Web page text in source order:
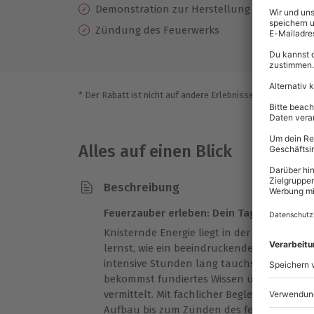
Demonstration zur Herstellung von
Zündung des Feuerwerks
* Der Rabatt ist nicht auf andere Erlebnisse bei der
Alles auf einen Blick
Beschreibung
Feuerzauber erleben: Dein Tag als
Knisternde Energie liegt in der Luft, wenn
lernst, wie ein beeindruckendes
intensive Stunden lang tauchst Du tief in
bekommst fundiertes Wissen über
vermittelt. Mit fachlicher Begleitung
Aufbau bis zum Zünden des fertigen